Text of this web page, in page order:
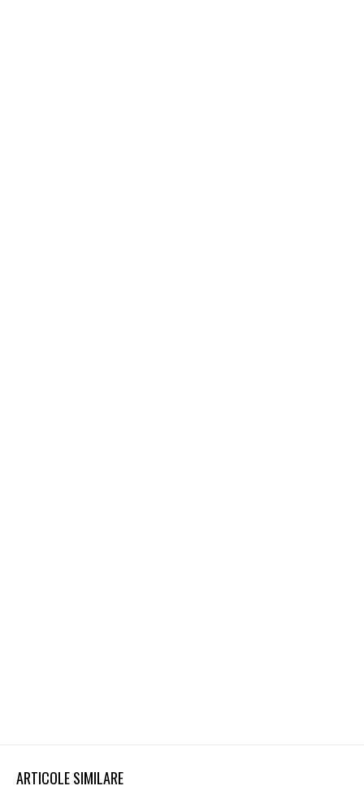
ARTICOLE SIMILARE